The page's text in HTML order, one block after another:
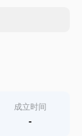
成立时间
-